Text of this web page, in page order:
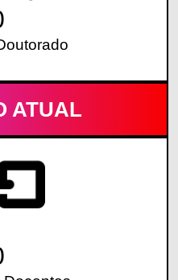
ATUAL